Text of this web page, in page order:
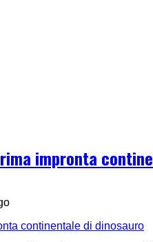
impronta